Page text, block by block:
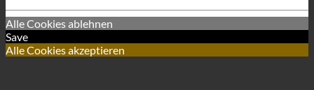
Alle Cookies ablehnen
Save
Alle Cookies akzeptieren